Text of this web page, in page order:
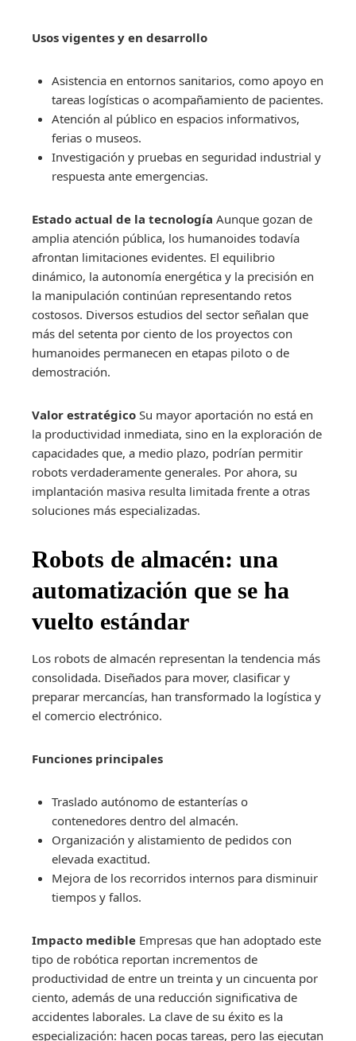
Usos vigentes y en desarrollo
Asistencia en entornos sanitarios, como apoyo en
tareas logísticas o acompañamiento de pacientes.
Atención al público en espacios informativos,
ferias o museos.
Investigación y pruebas en seguridad industrial y
respuesta ante emergencias.
Estado actual de la tecnología Aunque gozan de
amplia atención pública, los humanoides todavía
afrontan limitaciones evidentes. El equilibrio
dinámico, la autonomía energética y la precisión en
la manipulación continúan representando retos
costosos. Diversos estudios del sector señalan que
más del setenta por ciento de los proyectos con
humanoides permanecen en etapas piloto o de
demostración.
Valor estratégico Su mayor aportación no está en
la productividad inmediata, sino en la exploración de
capacidades que, a medio plazo, podrían permitir
robots verdaderamente generales. Por ahora, su
implantación masiva resulta limitada frente a otras
soluciones más especializadas.
Robots de almacén: una
automatización que se ha
vuelto estándar
Los robots de almacén representan la tendencia más
consolidada. Diseñados para mover, clasificar y
preparar mercancías, han transformado la logística y
el comercio electrónico.
Funciones principales
Traslado autónomo de estanterías o
contenedores dentro del almacén.
Organización y alistamiento de pedidos con
elevada exactitud.
Mejora de los recorridos internos para disminuir
tiempos y fallos.
Impacto medible Empresas que han adoptado este
tipo de robótica reportan incrementos de
productividad de entre un treinta y un cincuenta por
ciento, además de una reducción significativa de
accidentes laborales. La clave de su éxito es la
especialización: hacen pocas tareas, pero las ejecutan